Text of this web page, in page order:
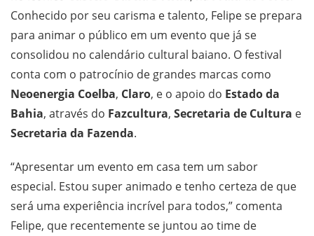
Conhecido por seu carisma e talento, Felipe se prepara
para animar o público em um evento que já se
consolidou no calendário cultural baiano. O festival
conta com o patrocínio de grandes marcas como
Neoenergia Coelba, Claro, e o apoio do Estado da
Bahia, através do Fazcultura, Secretaria de Cultura e
Secretaria da Fazenda.
“Apresentar um evento em casa tem um sabor
especial. Estou super animado e tenho certeza de que
será uma experiência incrível para todos,” comenta
Felipe, que recentemente se juntou ao time de